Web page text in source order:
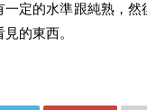
一定的水準跟純熟，然
的東西。